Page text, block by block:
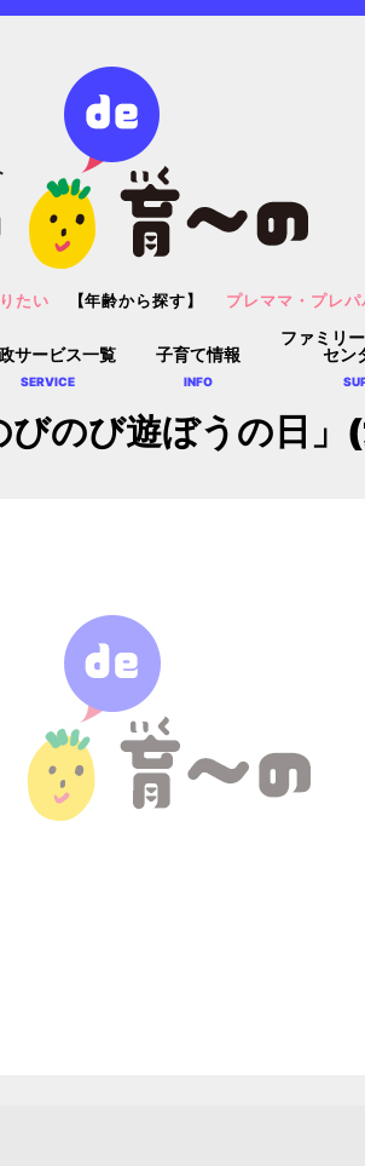
サービス一覧
SERVICE
子育て情報
INFO
ファミリ
セン
たい 【年齢から探す】 プレママ・プレパ
のび遊ぼうの日」